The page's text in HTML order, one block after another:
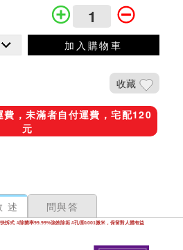
加入購物車
收藏
，未滿者自付運費，宅配120
元
述 問與答